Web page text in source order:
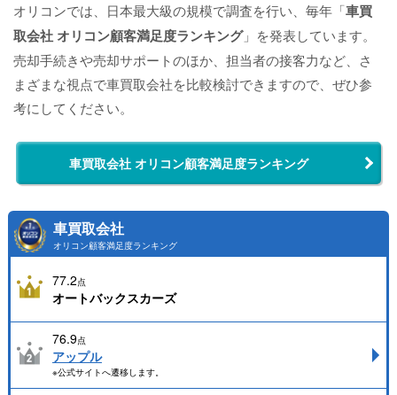
オリコンでは、日本最大級の規模で調査を行い、毎年「車買
取会社 オリコン顧客満足度ランキング」を発表しています。
売却手続きや売却サポートのほか、担当者の接客力など、さ
まざまな視点で車買取会社を比較検討できますので、ぜひ参
考にしてください。
車買取会社 オリコン顧客満足度ランキング
車買取会社
オリコン顧客満足度ランキング
77.2点
オートバックスカーズ
76.9点
アップル
※公式サイトへ遷移します。